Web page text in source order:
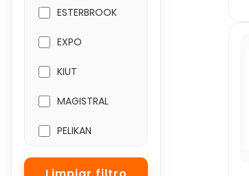
ESTERBROOK
EXPO
KIUT
MAGISTRAL
PELIKAN
SHARPIE